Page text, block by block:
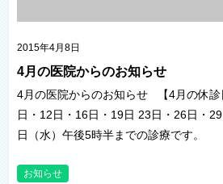
2015年4月8日
4月の医院からのお知らせ
4月の医院からのお知らせ 【4月の休
日・12日・16日・19日 23日・26日・
日（水）午後5時半までの診療です。
お知らせ